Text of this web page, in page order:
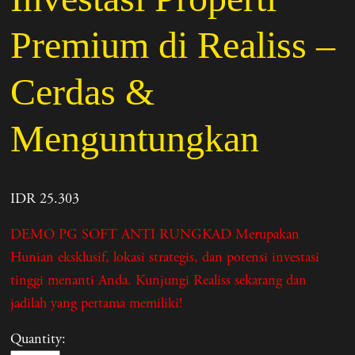
Premium di Realiss –
Cerdas &
Menguntungkan
IDR 25.303
DEMO PG SOFT ANTI RUNGKAD Merupakan
Hunian eksklusif, lokasi strategis, dan potensi investasi
tinggi menanti Anda. Kunjungi Realiss sekarang dan
jadilah yang pertama memiliki!
Quantity: